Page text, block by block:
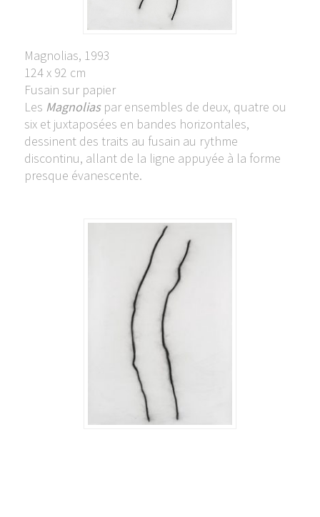
Magnolias, 1993
124 x 92 cm
Fusain sur papier
Les Magnoliaspar ensembles de deux, quatre ou
six et juxtaposées en bandes horizontales,
dessinent des traits au fusain au rythme
discontinu, allant de la ligne appuyée à la forme
presque évanescente.